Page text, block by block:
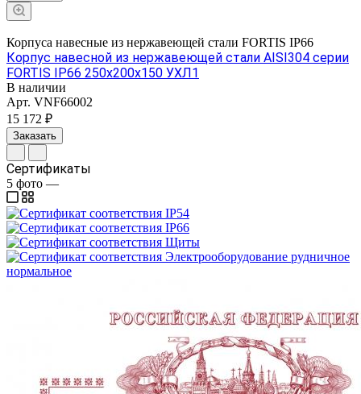
Корпуса навесные из нержавеющей стали FORTIS IP66
Корпус навесной из нержавеющей стали AISI304 серии
FORTIS IP66 250х200х150 УХЛ1
В наличии
Арт. VNF66002
15 172 ₽
Заказать
Сертификаты
5 фото —